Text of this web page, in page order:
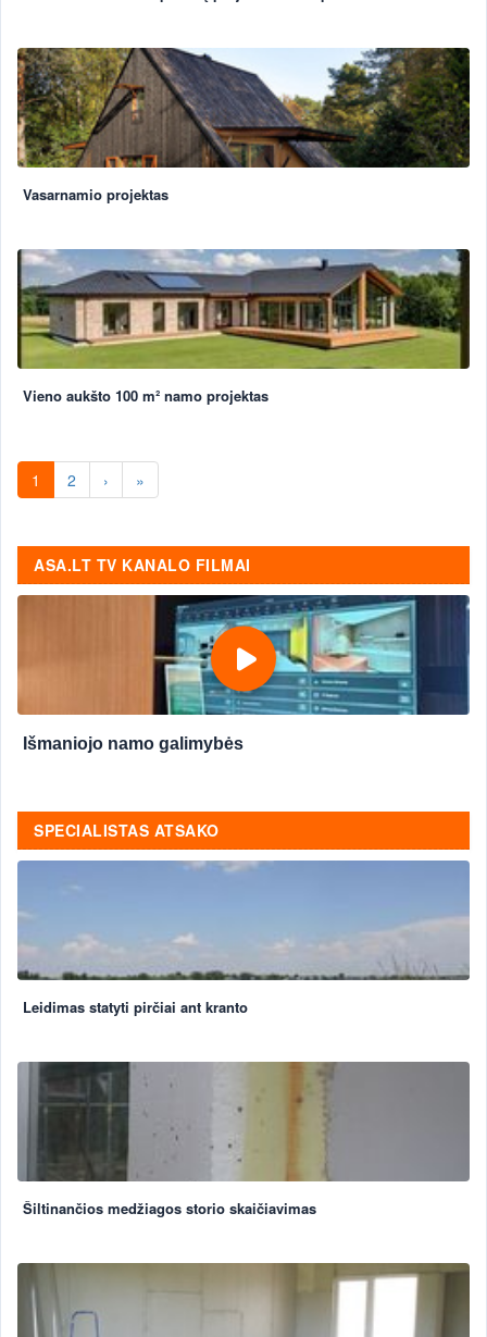
Vasarnamio projektas
Vieno aukšto 100 m² namo projektas
1 2 › »
ASA.LT TV KANALO FILMAI
Išmaniojo namo galimybės
SPECIALISTAS ATSAKO
Leidimas statyti pirčiai ant kranto
Šiltinančios medžiagos storio skaičiavimas